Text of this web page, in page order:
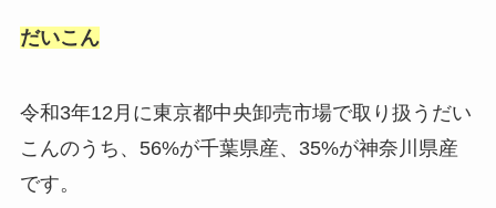
だいこん
令和3年12月に東京都中央卸売市場で取り扱うだい
こんのうち、56%が千葉県産、35%が神奈川県産
です。